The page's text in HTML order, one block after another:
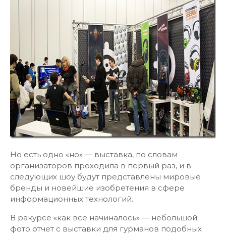
Но есть одно «но» — выставка, по словам
организаторов проходила в первый раз, и в
следующих шоу будут представлены мировые
бренды и новейшие изобретения в сфере
информационных технологий.
В ракурсе «как все начиналось» — небольшой
фото отчет с выставки для гурманов подобных